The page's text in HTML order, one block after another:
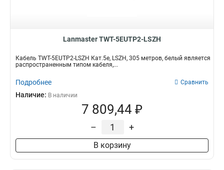
Lanmaster TWT-5EUTP2-LSZH
Кабель TWT-5EUTP2-LSZH Кат.5e, LSZH, 305 метров, белый является
распространенным типом кабеля,...
Подробнее Сравнить
Наличие: В наличии
7 809,44 ₽
– +
В корзину